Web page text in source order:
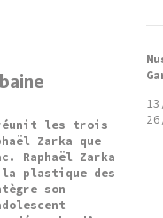
les trois
Zarka que
Raphaël Zarka
plastique des
son